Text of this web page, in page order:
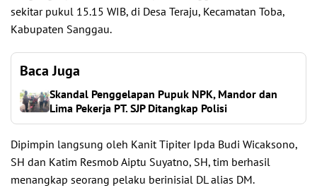
sekitar pukul 15.15 WIB, di Desa Teraju, Kecamatan Toba,
Kabupaten Sanggau.
Baca Juga
Skandal Penggelapan Pupuk NPK, Mandor dan
Lima Pekerja PT. SJP Ditangkap Polisi
Dipimpin langsung oleh Kanit Tipiter Ipda Budi Wicaksono,
SH dan Katim Resmob Aiptu Suyatno, SH, tim berhasil
menangkap seorang pelaku berinisial DL alias DM.